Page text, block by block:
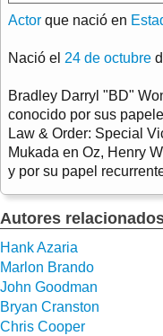
Actor que nació en
Nació el 24 de octubre
Bradley Darryl "BD"
conocido por sus
Law & Order: Special
Mukada en Oz, Henry
y por su papel
Autores
Hank Azaria
Marlon Brando
John Goodman
Bryan Cranston
Chris Cooper